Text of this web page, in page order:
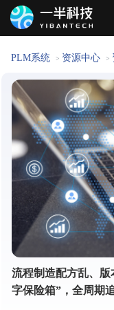
PLM系统 > 资源中心 >
流程制造配方乱、
字保险箱”，全周期